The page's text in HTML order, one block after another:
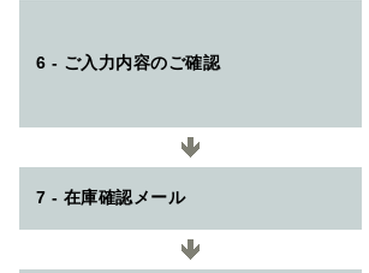
6 - ご入力内容のご確認
7 - 在庫確認メール